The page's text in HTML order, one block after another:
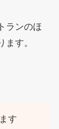
ランのほ
す。
す